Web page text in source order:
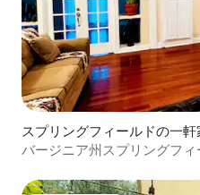
スプリングフィールドの一軒
バージニア州スプリングフ